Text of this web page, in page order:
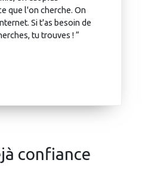
que l'on cherche. On
Si t'as besoin de
tu trouves ! “
confiance